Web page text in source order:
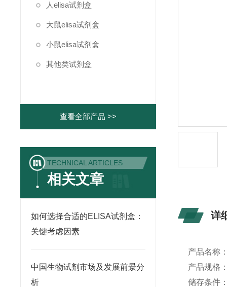
人elisa试剂盒
大鼠elisa试剂盒
小鼠elisa试剂盒
其他类试剂盒
查看全部产品 >>
TECHNICAL ARTICLES
相关文章
如何选择合适的ELISA试剂盒：
关键考虑因素
中国生物试剂市场及发展前景分
析
详
产品名称
产品规格
储存条件